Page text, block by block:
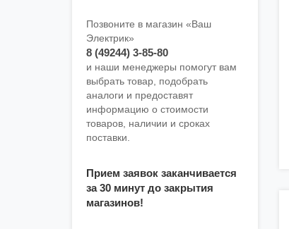
Позвоните в магазин «Ваш
Электрик»
8 (49244) 3-85-80
и наши менеджеры помогут вам
выбрать товар, подобрать
аналоги и предоставят
информацию о стоимости
товаров, наличии и сроках
поставки.
Прием заявок заканчивается
за 30 минут до закрытия
магазинов!